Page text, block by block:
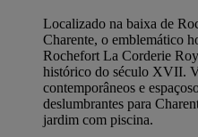
Localizado na baixa de
Charente, o emblemático
Rochefort La Corderie
histórico do século XVII.
contemporâneos e
deslumbrantes para
jardim com piscina.